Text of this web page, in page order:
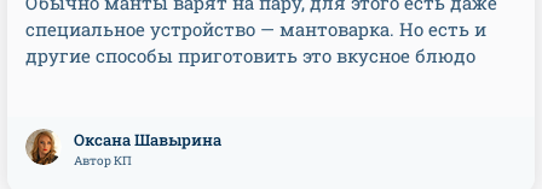
специальное устройство — мантоварка. Но есть и
другие способы приготовить это вкусное блюдо
Оксана Шавырина
Автор КП